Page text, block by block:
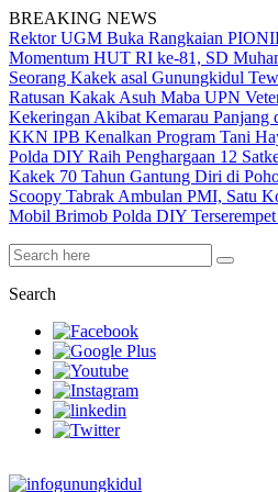
BREAKING NEWS
Rektor UGM Buka Rangkaian
Momentum HUT RI ke-81, SD
Seorang Kakek asal Gunungkidul
Ratusan Kakak Asuh Maba UPN
Kekeringan Akibat Kemarau
KKN IPB Kenalkan Program Tani
Polda DIY Raih Penghargaan 12
Kakek 70 Tahun Gantung Diri di
Scoopy Tabrak Ambulan PMI, Satu
Mobil Brimob Polda DIY
Search